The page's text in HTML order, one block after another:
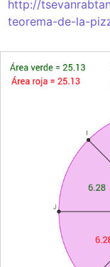
http://
teorema-de-la-